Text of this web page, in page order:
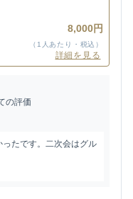
8,000円
（1人あたり・税込）
詳細を見る
の評価
たです。二次会はグル